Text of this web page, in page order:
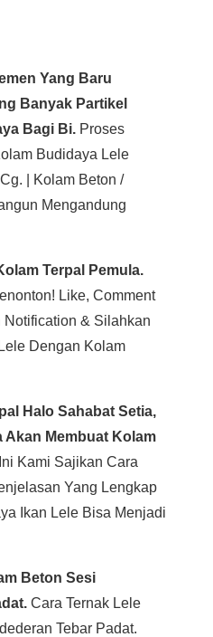
Yang Baru
Banyak Partikel
Bagi Bi. Proses
Budidaya Lele
| Kolam Beton /
Mengandung
Terpal Pemula.
Like, Comment
& Silahkan
Dengan Kolam
Halo Sahabat Setia,
Akan Membuat Kolam
Kami Sajikan Cara
Yang Lengkap
Ikan Lele Bisa Menjadi
Beton Sesi
Cara Ternak Lele
Tebar Padat.